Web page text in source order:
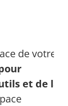
de votre
et de la